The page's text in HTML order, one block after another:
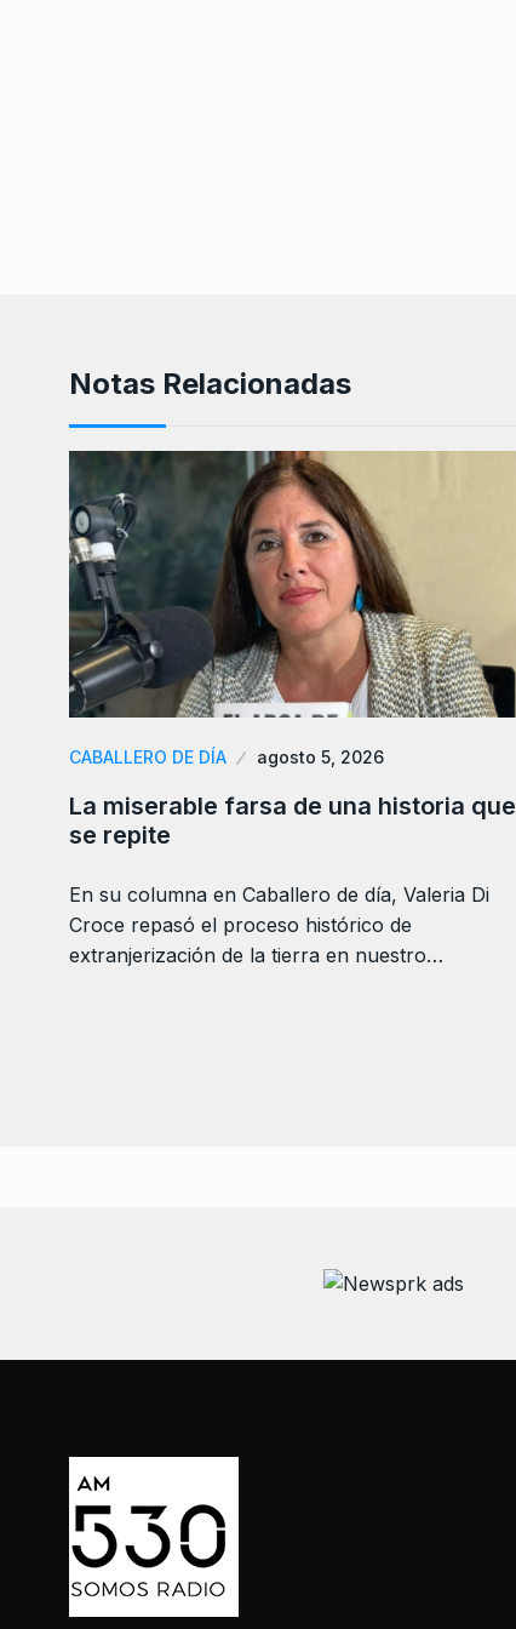
Notas Relacionadas
CABALLERO DE DÍA agosto 5, 2026
La miserable farsa de una historia que
se repite
En su columna en Caballero de día, Valeria Di
Croce repasó el proceso histórico de
extranjerización de la tierra en nuestro…